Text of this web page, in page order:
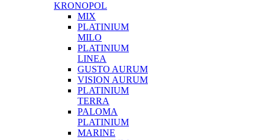
KRONOPOL
MIX
PLATINIUM
MILO
PLATINIUM
LINEA
GUSTO AURUM
VISION AURUM
PLATINIUM
TERRA
PALOMA
PLATINIUM
MARINE